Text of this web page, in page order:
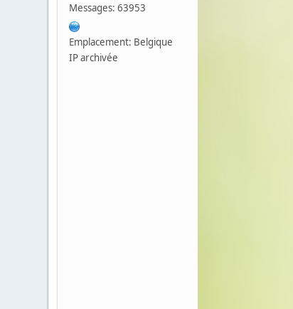
Messages: 63953
Emplacement: Belgique
IP archivée